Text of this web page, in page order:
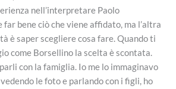
nell’interpretare Paolo
far bene ciò che viene affidato, ma l’altra
è saper scegliere cosa fare. Quando ti
come Borsellino la scelta è scontata.
con la famiglia. Io me lo immaginavo
le foto e parlando con i figli, ho